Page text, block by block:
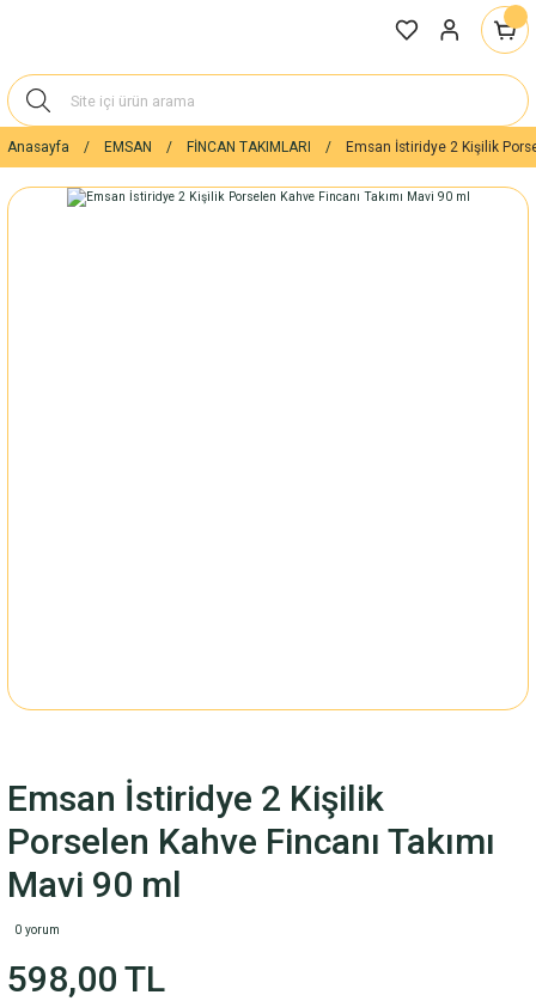
Anasayfa EMSAN FİNCAN TAKIMLARI Emsan İstiridye 2 Kişilik
Emsan İstiridye 2 Kişilik
Porselen Kahve Fincanı Takımı
Mavi 90 ml
0 yorum
598,00 TL